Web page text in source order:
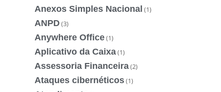
Anexos Simples Nacional (1)
ANPD(3)
Anywhere Office(1)
Aplicativo da Caixa(1)
Assessoria Financeira(2)
Ataques cibernéticos(1)